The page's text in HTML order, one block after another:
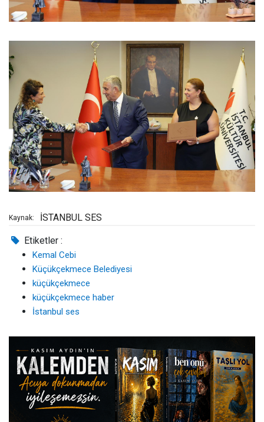
Kaynak: İSTANBUL SES
Etiketler :
Kemal Cebi
Küçükçekmece Belediyesi
küçükçekmece
küçükçekmece haber
İstanbul ses